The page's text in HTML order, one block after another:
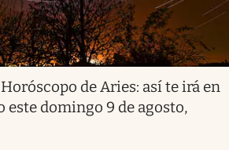
Horóscopo de Aries: así te irá en
este domingo 9 de agosto,